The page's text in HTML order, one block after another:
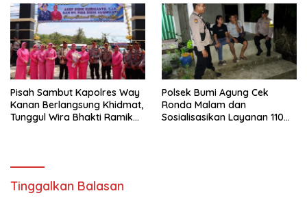
Pisah Sambut Kapolres Way
Kanan Berlangsung Khidmat,
Tunggul Wira Bhakti Ramik
Polsek Bumi Agung Cek
Ronda Malam dan
Sosialisasikan Layanan 110
Tinggalkan Balasan